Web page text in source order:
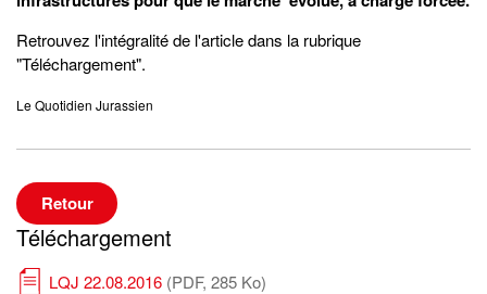
Retrouvez l'intégralité de l'article dans la rubrique
"Téléchargement".
Le Quotidien Jurassien
Retour
Téléchargement
LQJ 22.08.2016 (PDF, 285 Ko)